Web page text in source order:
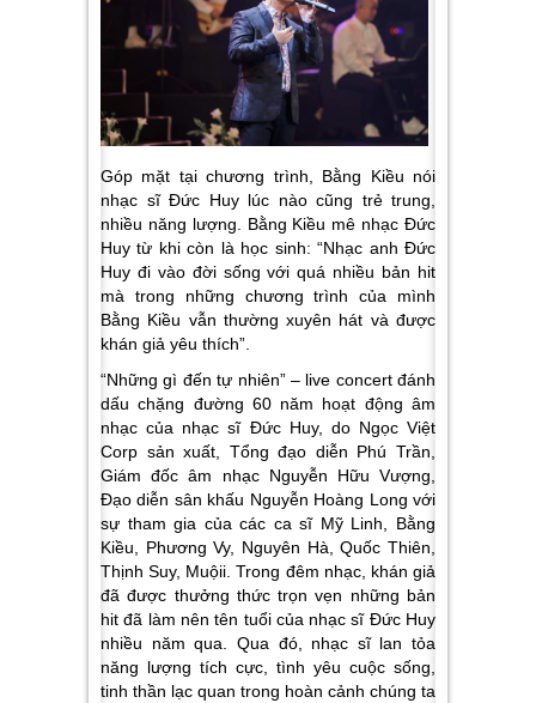
Góp mặt tại chương trình, Bằng Kiều nói
nhạc sĩ Đức Huy lúc nào cũng trẻ trung,
nhiều năng lượng. Bằng Kiều mê nhạc Đức
Huy từ khi còn là học sinh: “Nhạc anh Đức
Huy đi vào đời sống với quá nhiều bản hit
mà trong những chương trình của mình
Bằng Kiều vẫn thường xuyên hát và được
khán giả yêu thích”.
“Những gì đến tự nhiên” – live concert đánh
dấu chặng đường 60 năm hoạt động âm
nhạc của nhạc sĩ Đức Huy, do Ngọc Việt
Corp sản xuất, Tổng đạo diễn Phú Trần,
Giám đốc âm nhạc Nguyễn Hữu Vượng,
Đạo diễn sân khấu Nguyễn Hoàng Long với
sự tham gia của các ca sĩ Mỹ Linh, Bằng
Kiều, Phương Vy, Nguyên Hà, Quốc Thiên,
Thịnh Suy, Muộii. Trong đêm nhạc, khán giả
đã được thưởng thức trọn vẹn những bản
hit đã làm nên tên tuổi của nhạc sĩ Đức Huy
nhiều năm qua. Qua đó, nhạc sĩ lan tỏa
năng lượng tích cực, tình yêu cuộc sống,
tinh thần lạc quan trong hoàn cảnh chúng ta